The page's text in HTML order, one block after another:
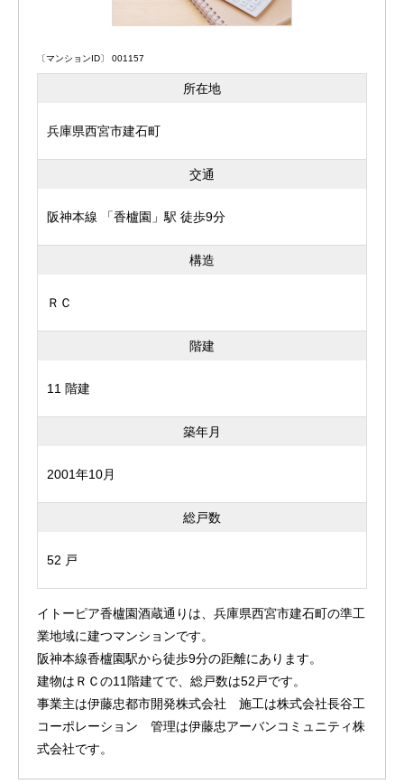
〔マンションID〕 001157
所在地
兵庫県西宮市建石町
交通
阪神本線 「香櫨園」駅 徒歩9分
構造
ＲＣ
階建
11 階建
築年月
2001年10月
総戸数
52 戸
イトーピア香櫨園酒蔵通りは、兵庫県西宮市建石町の準工
業地域に建つマンションです。
阪神本線香櫨園駅から徒歩9分の距離にあります。
建物はＲＣの11階建てで、総戸数は52戸です。
事業主は伊藤忠都市開発株式会社 施工は株式会社長谷工
コーポレーション 管理は伊藤忠アーバンコミュニティ株
式会社です。